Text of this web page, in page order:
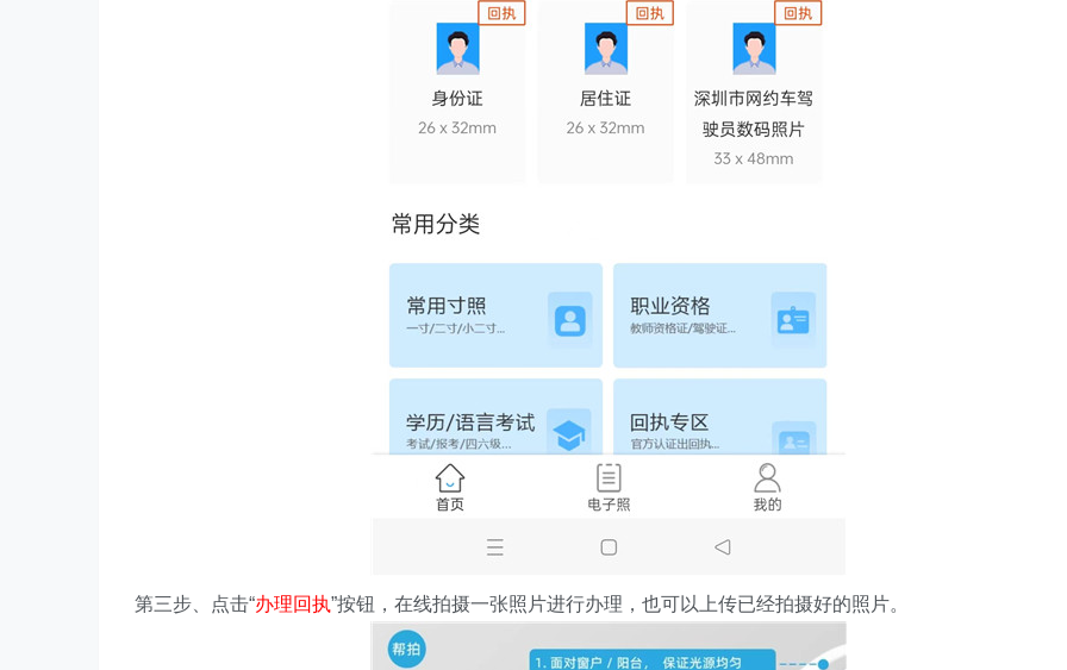
第三步、点击“办理回执”按钮，在线拍摄一张照片进行办理，也可以上传已经拍摄好的照片。